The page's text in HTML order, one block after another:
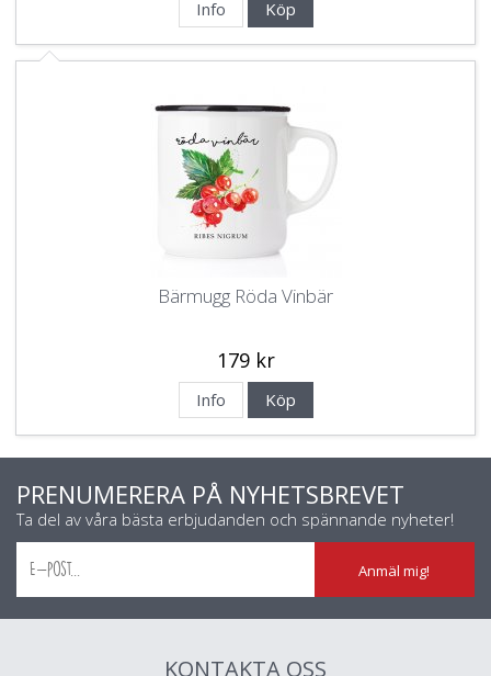
Info Köp
Bärmugg Röda Vinbär
179 kr
Info Köp
PRENUMERERA PÅ NYHETSBREVET
Ta del av våra bästa erbjudanden och spännande nyheter!
Anmäl mig!
KONTAKTA OSS